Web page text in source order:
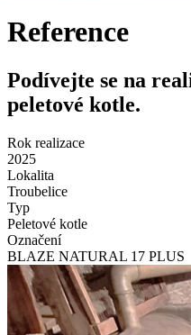
Reference
Podívejte se na
peletové kotle.
Rok realizace
2025
Lokalita
Troubelice
Typ
Peletové kotle
Označení
BLAZE NATURAL 17 PLUS